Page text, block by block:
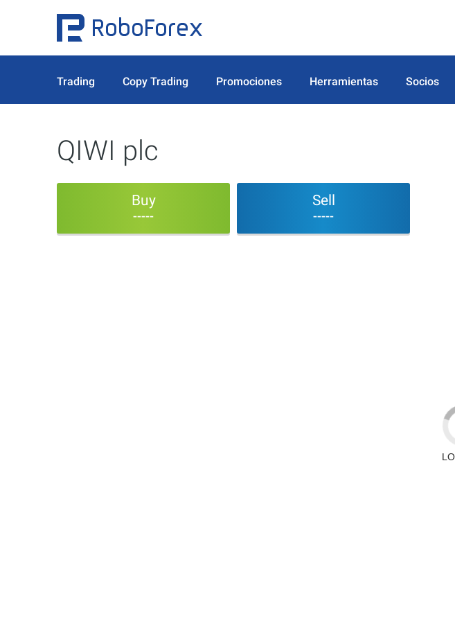
Trading Copy Trading Promociones Herramientas Socios
QIWI plc
Buy
-----
Sell
-----